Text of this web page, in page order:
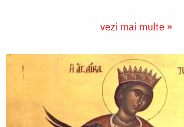
vezi mai multe »